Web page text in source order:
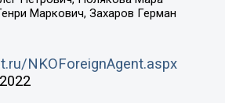
Маркович, Захаров Герман
NKOForeignAgent.aspx